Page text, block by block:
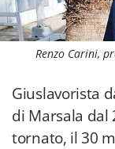
Renzo Carini,
Giuslavorista
di Marsala dal
tornato, il 30